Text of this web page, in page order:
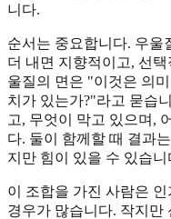
니다.
순서는 중요합니다. 우울
더 내면 지향적이고, 선
울질의 면은 "이것은 의
치가 있는가?"라고 묻습
고, 무엇이 막고 있으며,
다. 둘이 함께할 때 결과
지만 힘이 있을 수 있습니
이 조합을 가진 사람은
경우가 많습니다. 작지만